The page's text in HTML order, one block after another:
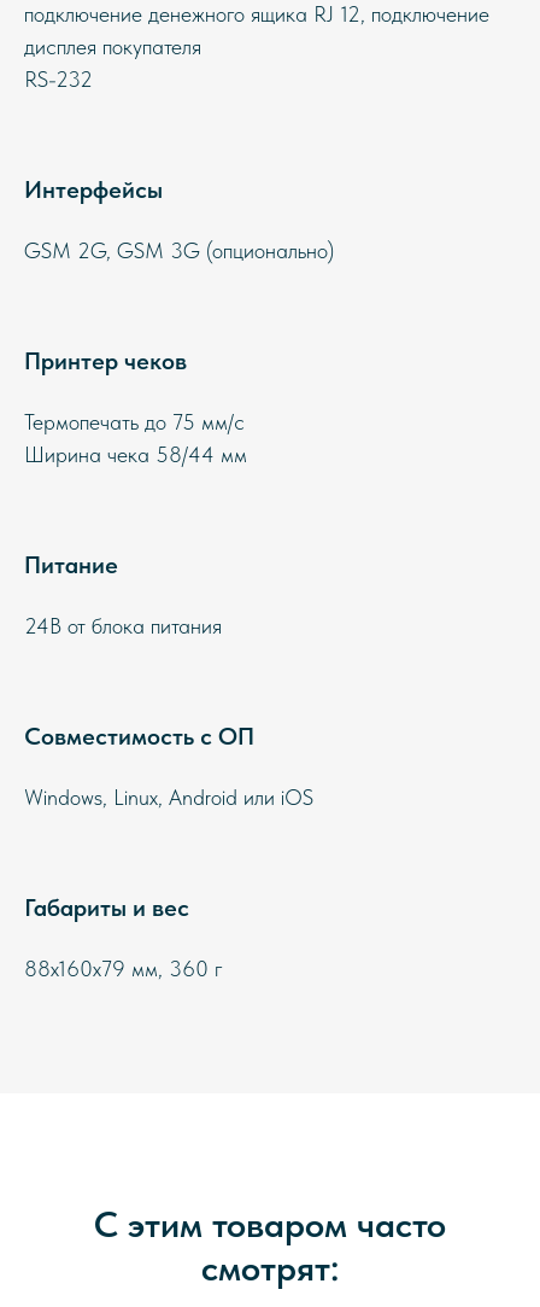
подключение денежного ящика RJ 12, подключение
дисплея покупателя
RS-232
Интерфейсы
GSM 2G, GSM 3G (опционально)
Принтер чеков
Термопечать до 75 мм/с
Ширина чека 58/44 мм
Питание
24В от блока питания
Совместимость с ОП
Windows, Linux, Android или iOS
Габариты и вес
88х160х79 мм, 360 г
С этим товаром часто
смотрят: